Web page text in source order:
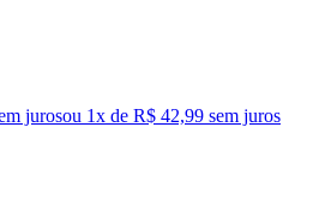
jurosou 1x de R$ 42,99 sem juros